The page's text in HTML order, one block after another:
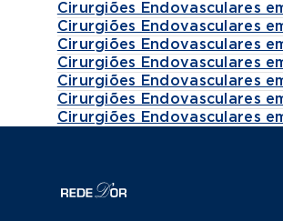
Cirurgiões Endovasculares
Cirurgiões Endovasculares
Cirurgiões Endovasculares
Cirurgiões Endovasculares
Cirurgiões Endovasculares
Cirurgiões Endovasculares
Cirurgiões Endovasculares